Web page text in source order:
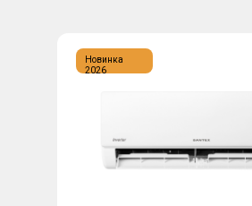
Новинка
2026